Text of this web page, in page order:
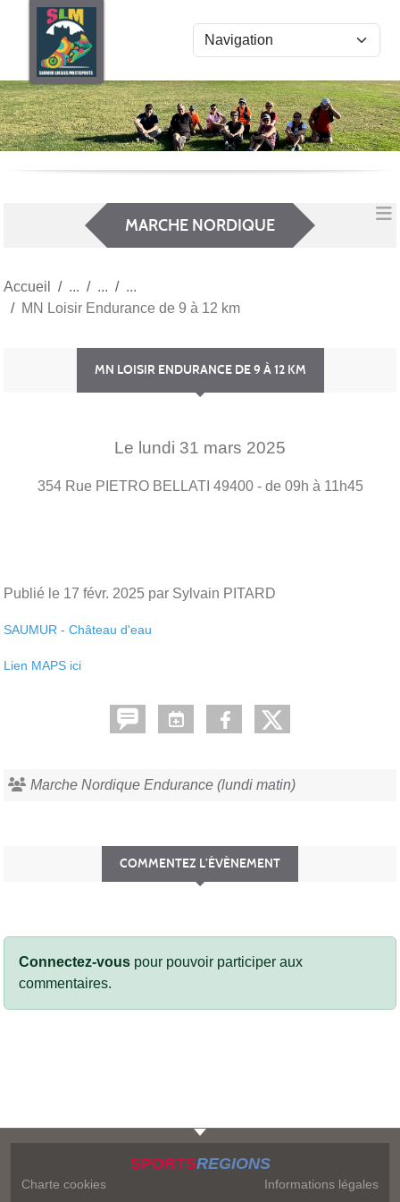
MARCHE NORDIQUE
Accueil
MN Loisir Endurance de 9 à 12 km
MN LOISIR ENDURANCE DE 9 À 12 KM
Le lundi 31 mars 2025
354 Rue PIETRO BELLATI 49400 - de 09h à 11h45
Publié le 17 févr. 2025 par Sylvain PITARD
SAUMUR - Château d'eau
Lien MAPS ici
Marche Nordique Endurance (lundi matin)
COMMENTEZ L’ÉVÈNEMENT
Connectez-vous pour pouvoir participer aux
commentaires.
SPORTSREGIONS
Charte cookies Informations légales
Panneau de gestion des cookies